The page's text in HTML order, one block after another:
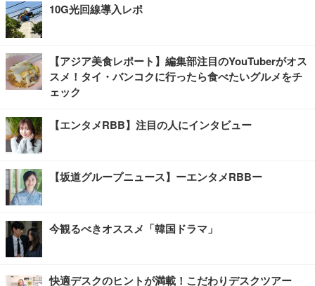
10G光回線導入レポ
【アジア美食レポート】編集部注目のYouTuberがオス
スメ！タイ・バンコクに行ったら食べたいグルメをチ
ェック
【エンタメRBB】注目の人にインタビュー
【坂道グループニュース】ーエンタメRBBー
今観るべきオススメ「韓国ドラマ」
快適デスクのヒントが満載！こだわりデスクツアー